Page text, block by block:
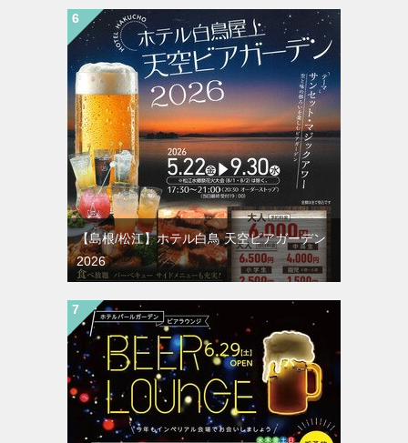
【島根/松江】ホテル白鳥 天空ビアガーデン
2026